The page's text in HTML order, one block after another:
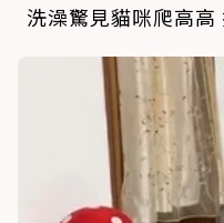
洗澡驚見貓咪爬高高